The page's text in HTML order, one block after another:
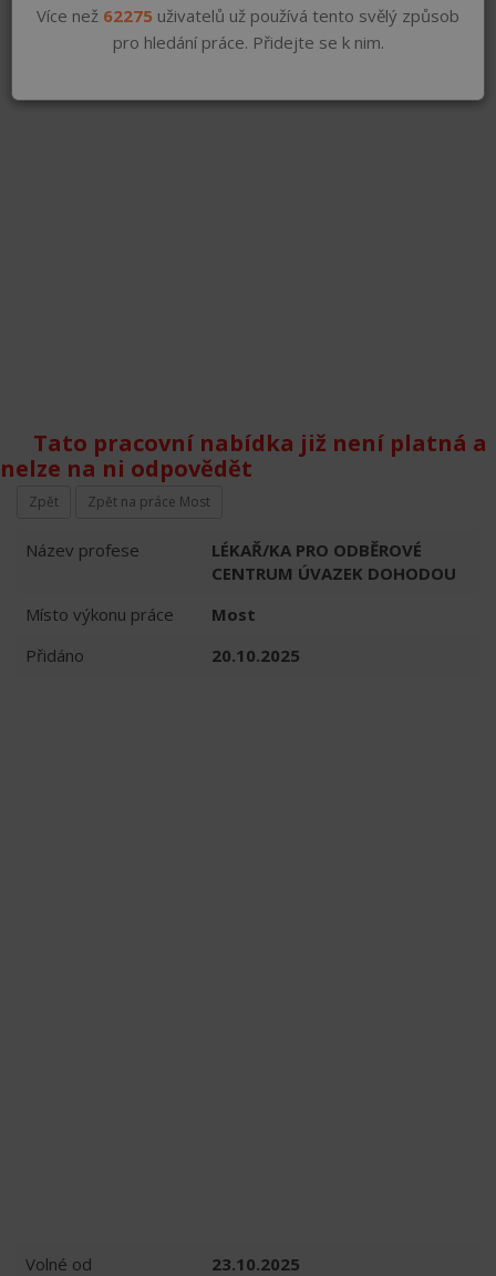
Tato pracovní nabídka již není platná a
nelze na ni odpovědět
Zpět Zpět na práce Most
Název profese
LÉKAŘ/KA PRO ODBĚROVÉ
CENTRUM ÚVAZEK DOHODOU
Místo výkonu práce
Most
Přidáno
20.10.2025
Volné od
23.10.2025
Více než 62275 uživatelů už používá tento svělý způsob
pro hledání práce. Přidejte se k nim.